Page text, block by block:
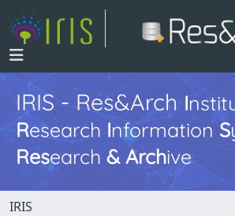
IRIS - Res&ArchI
Research InformationS
Research & Archive
IRIS